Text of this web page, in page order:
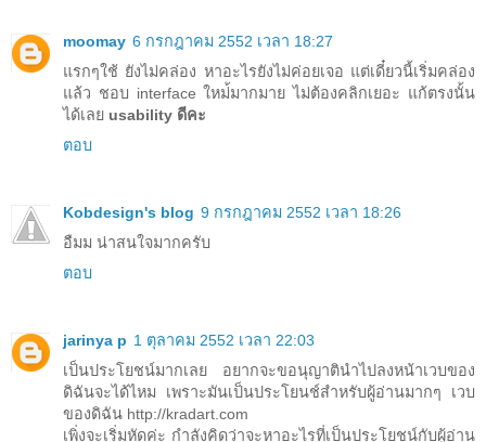
moomay 6 กรกฎาคม 2552 เวลา 18:27
แรกๆใช้ ยังไม่คล่อง หาอะไรยังไม่ค่อยเจอ แต่เดี๋ยวนี้เริ่มคล่อง
แล้ว ชอบ interface ใหม่้มากมาย ไม่ต้องคลิกเยอะ แก้ตรงนั้น
ได้เลย usability ดีคะ
ตอบ
Kobdesign's blog 9 กรกฎาคม 2552 เวลา 18:26
อืมม น่าสนใจมากครับ
ตอบ
jarinya p 1 ตุลาคม 2552 เวลา 22:03
เป็นประโยชน์มากเลย อยากจะขอนุญาตินำไปลงหน้าเวบของ
ดิฉันจะได้ไหม เพราะมันเป็นประโยนช์สำหรับผู้อ่านมากๆ เวบ
ของดิฉัน http://kradart.com
เพิ่งจะเริ่มหัดค่ะ กำลังคิดว่าจะหาอะไรที่เป็นประโยชน์กับผู้อ่าน